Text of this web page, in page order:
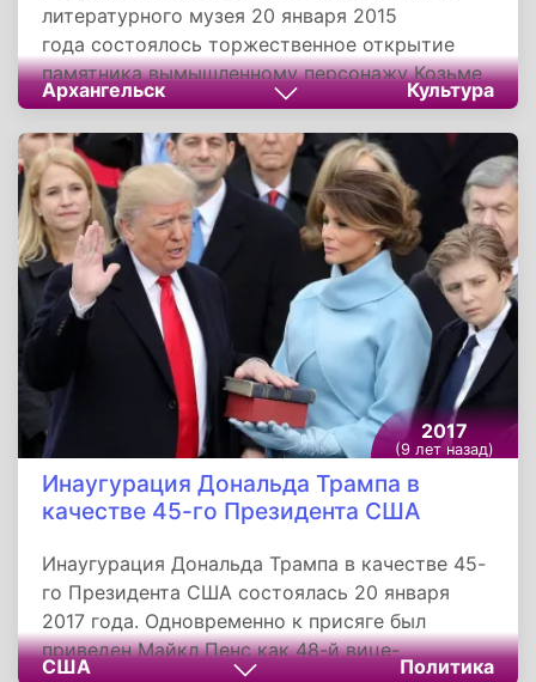
литературного музея 20 января 2015
года состоялось торжественное открытие
памятника вымышленному персонажу Козьме
Пруткову. Его приурочили к объявленному
президентом национальному Году
Литературы. Монумент стал первым
полноценным скульптурным изображением
поэта, которого многие считают реально
существовавшим человеком.
Архангельск Культура
2017
(9 лет назад)
Инаугурация Дональда Трампа в
качестве 45-го Президента США
Инаугурация Дональда Трампа в качестве 45-
го Президента США состоялась 20 января
2017 года. Одновременно к присяге был
приведен Майкл Пенс как 48-й вице-
США Политика